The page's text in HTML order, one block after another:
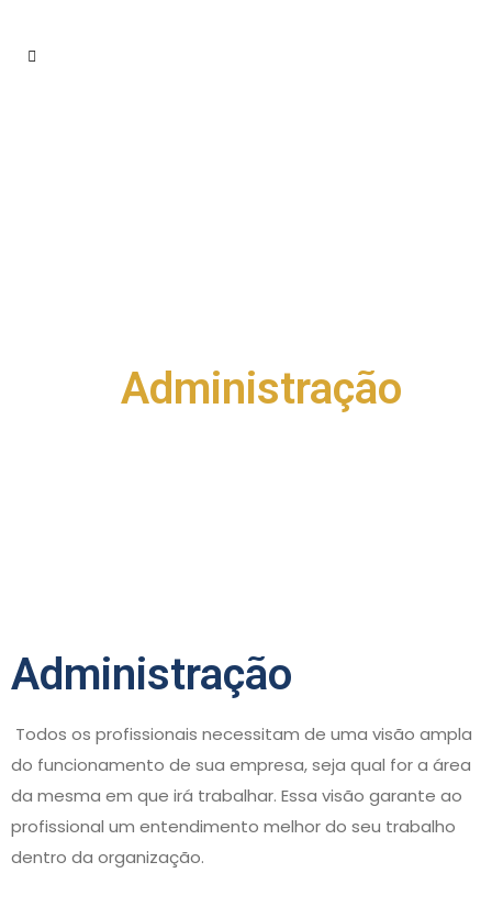
Administração
Administração
Todos os profissionais necessitam de uma visão ampla
do funcionamento de sua empresa, seja qual for a área
da mesma em que irá trabalhar. Essa visão garante ao
profissional um entendimento melhor do seu trabalho
dentro da organização.